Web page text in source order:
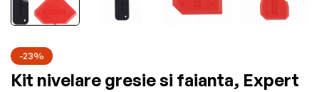
-23%
Kit nivelare gresie si faianta, Expert